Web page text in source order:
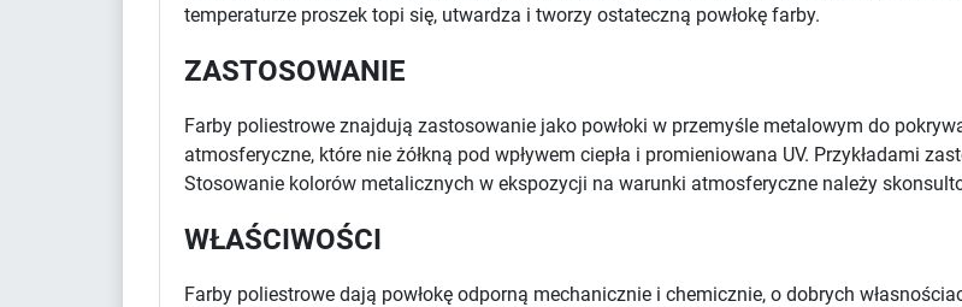
temperaturze proszek topi się, utwardza i tworzy ostateczną powłokę farby.
ZASTOSOWANIE
Farby poliestrowe znajdują zastosowanie jako powłoki w przemyśle metalowym do
atmosferyczne, które nie żółkną pod wpływem ciepła i promieniowana UV. Przykładami
Stosowanie kolorów metalicznych w ekspozycji na warunki atmosferyczne należy
WŁAŚCIWOŚCI
Farby poliestrowe dają powłokę odporną mechanicznie i chemicznie, o dobrych